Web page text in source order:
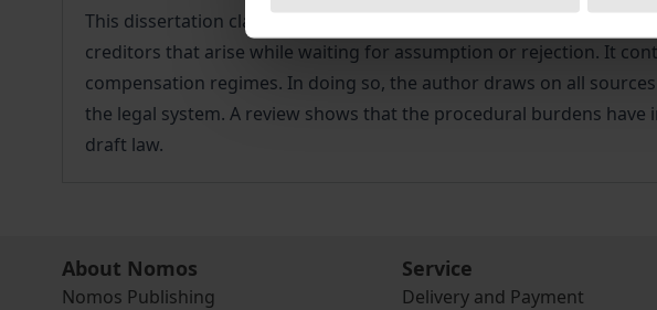
This dissertation clarifies a largely unresolved problem about
creditors that arise while waiting for assumption or rejection. It
compensation regimes. In doing so, the author draws on all
the legal system. A review shows that the procedural burdens
draft law.
About Nomos
Nomos Publishing
Service
Delivery and Payment